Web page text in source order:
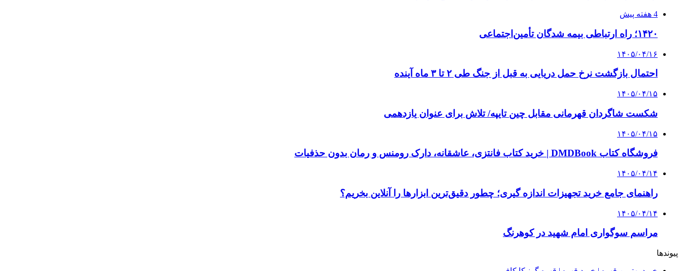
4 هفته پیش
۱۴۲۰؛ راه ارتباطی بیمه شدگان تأمین‌اجتماعی
۱۴۰۵/۰۴/۱۶
احتمال بازگشت نرخ حمل دریایی به قبل از جنگ طی ۲ تا ۳ ماه آینده
۱۴۰۵/۰۴/۱۵
شکست شاگردان قهرمانی مقابل چین تایپه/ تلاش برای عنوان یازدهمی
۱۴۰۵/۰۴/۱۵
فروشگاه کتاب DMDBook | خرید کتاب فانتزی، عاشقانه، دارک رومنس و رمان بدون حذفیات
۱۴۰۵/۰۴/۱۴
راهنمای جامع خرید تجهیزات اندازه گیری؛ چطور دقیق‌ترین ابزارها را آنلاین بخریم؟
۱۴۰۵/۰۴/۱۴
مراسم سوگواری امام شهید در کوهرنگ
پیوندها